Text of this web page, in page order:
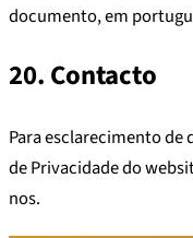
documento, em
20. Contacto
Para esclarecimento
de Privacidade do
nos.